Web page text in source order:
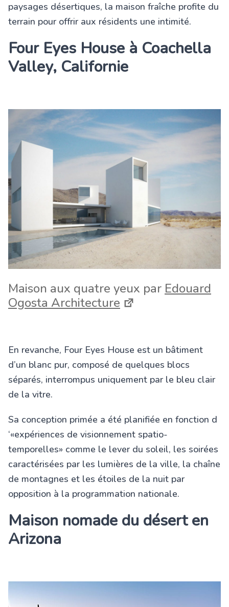
paysages désertiques, la maison fraîche profite du
terrain pour offrir aux résidents une intimité.
Four Eyes House à Coachella
Valley, Californie
Maison aux quatre yeux par Edouard
Ogosta Architecture
En revanche, Four Eyes House est un bâtiment
d’un blanc pur, composé de quelques blocs
séparés, interrompus uniquement par le bleu clair
de la vitre.
Sa conception primée a été planifiée en fonction d
‘«expériences de visionnement spatio-
temporelles» comme le lever du soleil, les soirées
caractérisées par les lumières de la ville, la chaîne
de montagnes et les étoiles de la nuit par
opposition à la programmation nationale.
Maison nomade du désert en
Arizona